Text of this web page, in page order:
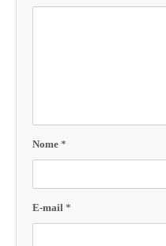
Nome *
E-mail *